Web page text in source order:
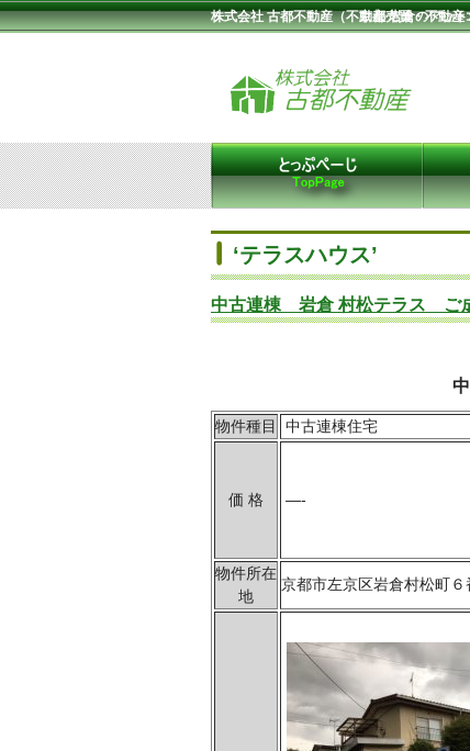
株式会社 古都不動産（不動産売買・不動
京都 岩倉のアッ
‘テラスハウス’
中古連棟 岩倉 村松テラス ご
物件種目 中古連棟住宅
価 格 —-
物件所在
地
京都市左京区岩倉村松町６